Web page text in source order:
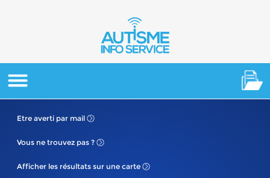
Etre averti par mail
Vous ne trouvez pas ?
Afficher les résultats sur une carte